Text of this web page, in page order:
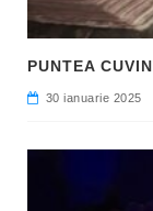
30 ianuarie 2025